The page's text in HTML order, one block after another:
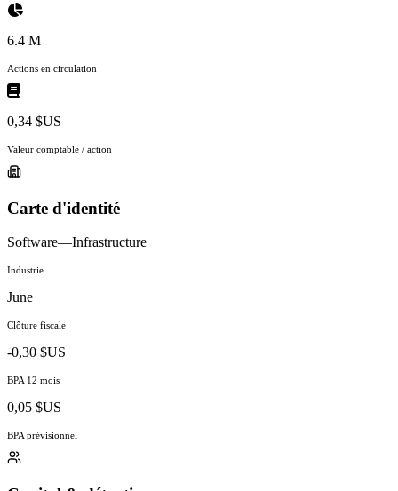
6.4 M
Actions en circulation
0,34 $US
Valeur comptable / action
Carte d'identité
Software—Infrastructure
Industrie
June
Clôture fiscale
-0,30 $US
BPA 12 mois
0,05 $US
BPA prévisionnel